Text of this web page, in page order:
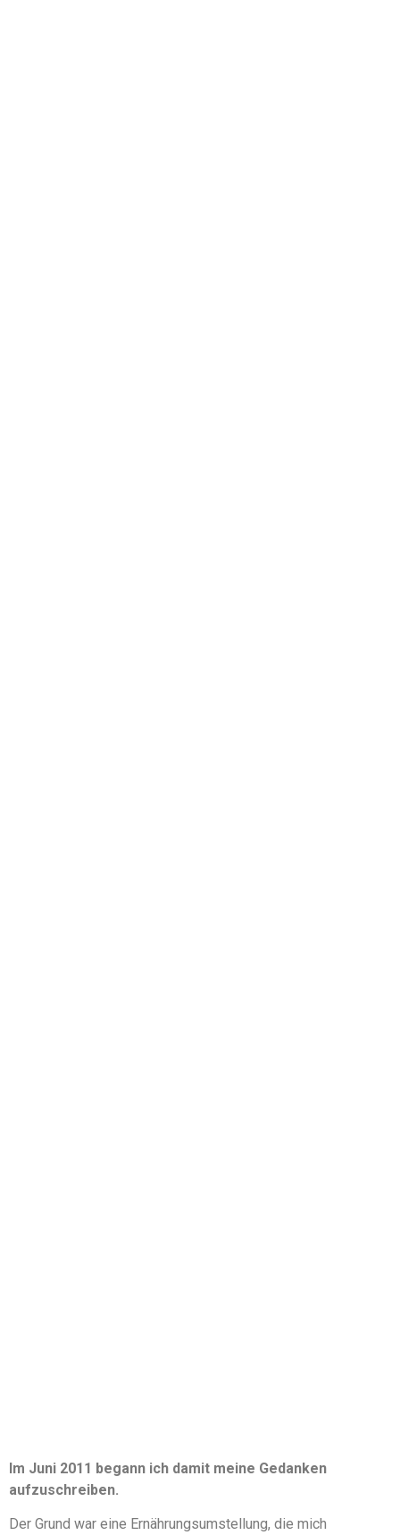
Im Juni 2011 begann ich damit meine Gedanken
aufzuschreiben.
Der Grund war eine Ernährungsumstellung, die mich